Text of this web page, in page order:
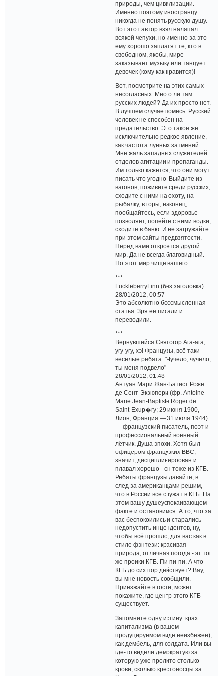
природы, чем цивилизации.
Именно поэтому иностранцу
никогда не понять русскую душу.
Вот этот автор взял наляпал
всякой чепухи, но именно за это
ему хорошо заплатят те, кто в
свободном, якобы, мире
заказывает музыку или танцует
девочек (кому как нравится)!
Вот, посмотрите на этих самых
несогласных. Много ли там
русских людей? Да их просто нет.
В лучшем случае помесь. Русский
человек не способен на
предательство. Это такое же
исключительно редкое явление,
как частота лунных затмений.
Мне жаль западных служителей
отделов агитации и пропаганды.
Им только кажется, что они могут
писать что угодно. Выйдите из
вагонов, поживите среди русских,
сходите с ними на охоту, на
рыбалку, в горы, наконец,
пообщайтесь, если здоровье
позволяет, попейте с ними водки,
сходите в баню. И не загружайте
при этом сайты предвзятости.
Перед вами откроется другой
мир. Да не всегда благовидный.
Но этот мир чище вашего.
***
FuckleberryFinn:(без заголовка)
28/01/2012, 00:57
Это абсолютно бессмысленная
статья. Зря ее писали и
переводили.
***
Вернувшийся Святогор:Ага-ага,
угу-угу, хэ! Французы, всё таки
весёлые ребята. "Чучело, чучело,
ты меня подвело".
28/01/2012, 01:48
Антуан Мари Жан-Батист Роже
де Сент-Экзюпери (фр. Antoine
Marie Jean-Baptiste Roger de
Saint-Exup�ry; 29 июня 1900,
Лион, Франция — 31 июля 1944)
— французский писатель, поэт и
профессиональный военный
лётчик. Душа эпохи. Хотя был
офицером французких ВВС,
значит, дисциплинироован и
плавал хорошо - он тоже из КГБ.
Ребяты французы давайте, в
след за американцами решим,
что в России все служат в КГБ. На
этом вашу душеуспокаивающем
факте и остановимся. А то, что за
вас беспокоились и старались
недопустить инцендентов, ну,
чтобы всё прошло, для вас как в
стиле фэнтези: красивая
природа, отличная погода - эт тог
же проики КГБ. Пи-пи-пи. А что
КГБ до сих пор действует? Вау,
вы мне новость сообщили.
Приезжайте в гости, может
покажите, где центр этого КГБ
существует.
Запомните одну истину: крах
капитализма (в вашем
продуцируемом виде неизбежен),
как дембель, для солдата. Или вы
где-то видели демократую за
которую уже пролито столько
крови, сколько крестоносцы за